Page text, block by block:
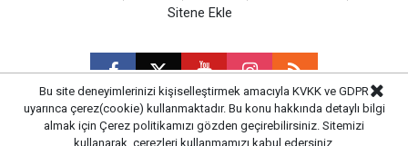
Sitene Ekle
CM Bilişim
Bu site deneyimlerinizi kişiselleştirmek amacıyla KVKK ve GDPR
uyarınca çerez(cookie) kullanmaktadır. Bu konu hakkında detaylı bilgi
almak için Çerez politikamızı gözden geçirebilirsiniz. Sitemizi
kullanarak, çerezleri kullanmamızı kabul edersiniz.